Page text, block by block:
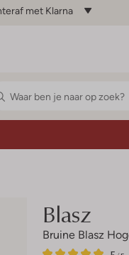
met Klarna
Blasz
Bruine Blasz